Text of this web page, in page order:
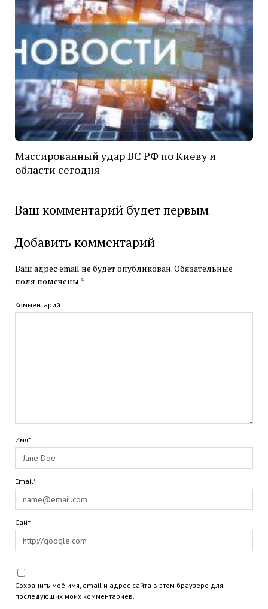
Массированный удар ВС РФ по Киеву и
области сегодня
Ваш комментарий будет первым
Добавить комментарий
Ваш адрес email не будет опубликован.Обязательные
поля помечены *
Комментарий
Имя*
Email*
Сайт
Сохранить моё имя, email и адрес сайта в этом браузере для
последующих моих комментариев.